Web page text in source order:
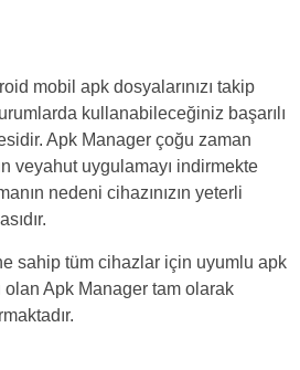
mobil apk dosyalarınızı takip
kullanabileceğiniz başarılı
Apk Manager çoğu zaman
veyahut uygulamayı indirmekte
nedeni cihazınızın yeterli
sahip tüm cihazlar için uyumlu apk
olan Apk Manager tam olarak